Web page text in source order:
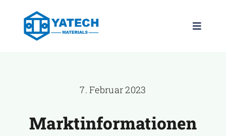
Inhalt
springen
NEWS
7. Februar 2023
Marktinformationen